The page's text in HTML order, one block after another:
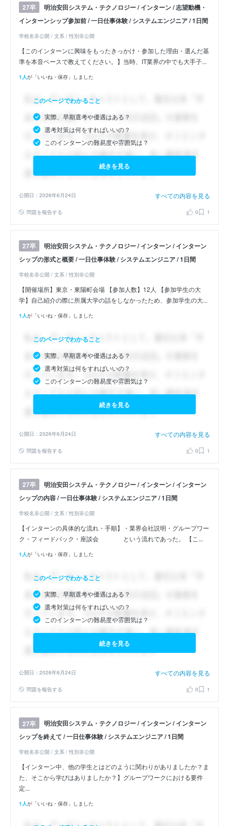
27卒
明治安田システム・テクノロジー / インターン / 志望動機・
インターンシップ参加前 / 一日仕事体験 / システムエンジニア / 1日間
学校名非公開 / 文系 / 性別非公開
【このインターンに興味をもったきっかけ・参加した理由・選んだ基
準を本音ベースで教えてください。】当時、IT業界の中でも大手子...
1人が「いいね・保存」しました
このページでわかること
実際、早期選考や優遇はある？
選考対策は何をすればいいの？
このインターンの難易度や雰囲気は？
続きを見る
公開日：2026年6月24日 すべての内容を見る
問題を報告する 0 1
27卒
明治安田システム・テクノロジー / インターン / インターン
シップの形式と概要 / 一日仕事体験 / システムエンジニア / 1日間
学校名非公開 / 文系 / 性別非公開
【開催場所】東京・東陽町会場 【参加人数】12人 【参加学生の大
学】自己紹介の際に所属大学の話をしなかったため、参加学生の大...
1人が「いいね・保存」しました
このページでわかること
実際、早期選考や優遇はある？
選考対策は何をすればいいの？
このインターンの難易度や雰囲気は？
続きを見る
公開日：2026年6月24日 すべての内容を見る
問題を報告する 0 1
27卒
明治安田システム・テクノロジー / インターン / インターン
シップの内容 / 一日仕事体験 / システムエンジニア / 1日間
学校名非公開 / 文系 / 性別非公開
【インターンの具体的な流れ・手順】・業界会社説明・グループワー
ク・フィードバック・座談会 という流れであった。 【こ...
1人が「いいね・保存」しました
このページでわかること
実際、早期選考や優遇はある？
選考対策は何をすればいいの？
このインターンの難易度や雰囲気は？
続きを見る
公開日：2026年6月24日 すべての内容を見る
問題を報告する 0 1
27卒
明治安田システム・テクノロジー / インターン / インターン
シップを終えて / 一日仕事体験 / システムエンジニア / 1日間
学校名非公開 / 文系 / 性別非公開
【インターン中、他の学生とはどのように関わりがありましたか？ま
た、そこから学びはありましたか？】グループワークにおける要件
定...
1人が「いいね・保存」しました